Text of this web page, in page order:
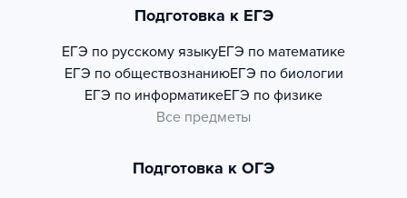
Подготовка к ЕГЭ
ЕГЭ по русскому языкуЕГЭ по математике
ЕГЭ по обществознаниюЕГЭ по биологии
ЕГЭ по информатикеЕГЭ по физике
Все предметы
Подготовка к ОГЭ